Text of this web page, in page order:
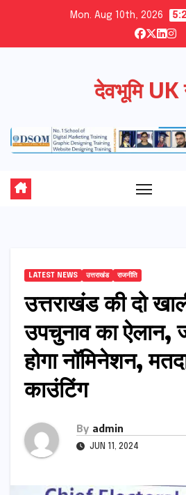
content
Mon. Aug 10th, 2026
देवभूमि UK
LATEST NEWS उत्तराखंड राजनीति
उत्तराखंड की दो
उपचुनाव का ऐलान,
होगा नॉमिनेशन,
काउंटिंग
By admin
JUN 11, 2024